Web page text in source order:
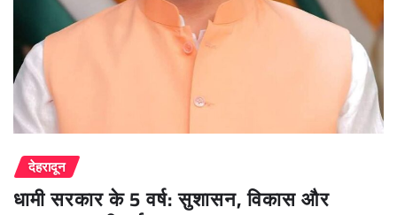
देहरादून
धामी सरकार के 5 वर्ष: सुशासन, विकास और